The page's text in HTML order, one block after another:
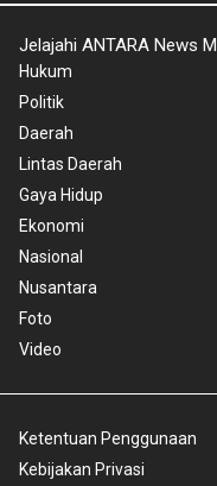
Jelajahi ANTARA News
Hukum
Politik
Daerah
Lintas Daerah
Gaya Hidup
Ekonomi
Nasional
Nusantara
Foto
Video
Ketentuan Penggunaan
Kebijakan Privasi